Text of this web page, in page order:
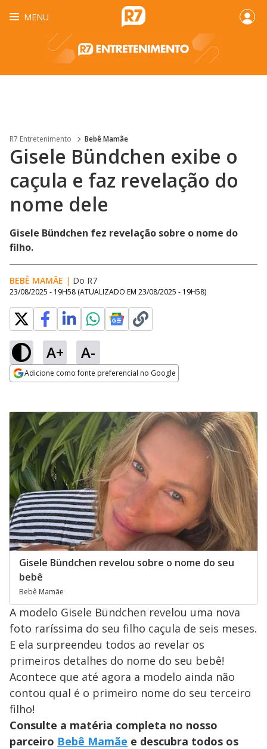
MENU
R7 Entretenimento Bebê Mamãe
Gisele Bündchen exibe o
caçula e faz revelação do
nome dele
Gisele Bündchen fez revelação sobre o nome do
filho.
BEBÊ MAMÃE | Do R7
23/08/2025 - 19H58 (ATUALIZADO EM 23/08/2025 - 19H58)
A+ A-
Adicione como fonte preferencial no Google
Gisele Bündchen revelou sobre o nome do seu
bebê
Bebê Mamãe
A modelo Gisele Bündchen revelou uma nova
foto raríssima do seu filho caçula de seis meses.
E ela surpreendeu todos ao revelar os
primeiros detalhes do nome do seu bebê!
Acontece que até agora a modelo ainda não
contou qual é o primeiro nome do seu terceiro
filho!
Consulte a matéria completa no nosso
parceiro Bebê Mamãe e descubra todos os